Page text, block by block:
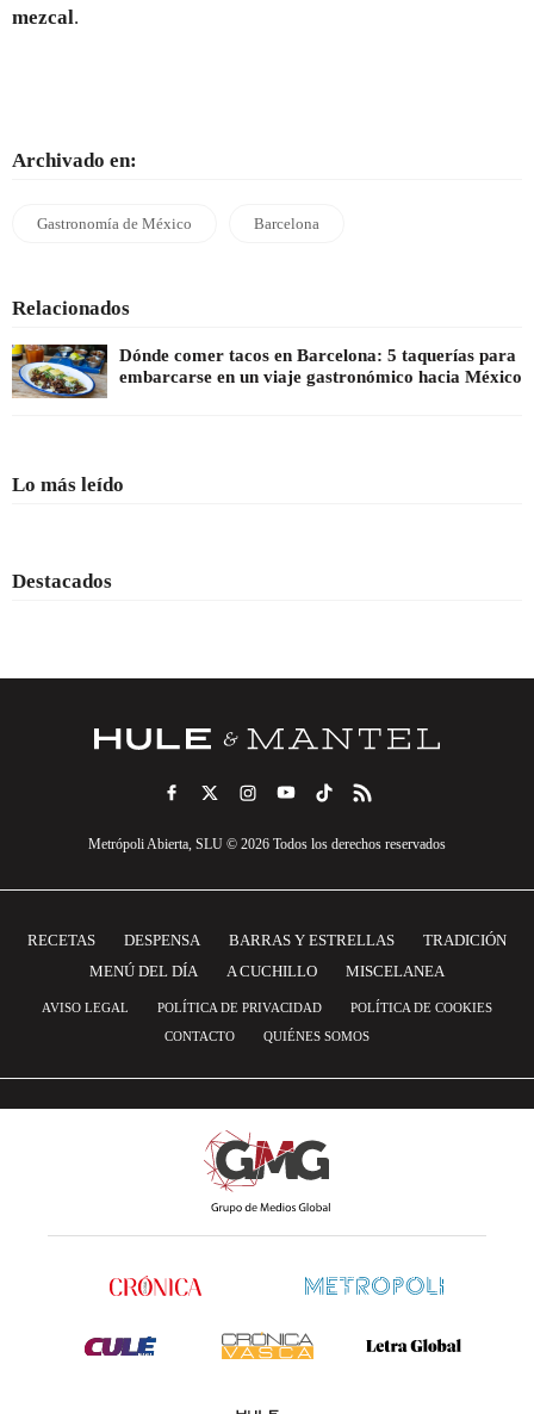
mezcal.
Archivado en:
Gastronomía de México Barcelona
Relacionados
Dónde comer tacos en Barcelona: 5 taquerías para
embarcarse en un viaje gastronómico hacia México
Lo más leído
Destacados
Metrópoli Abierta, SLU © 2026 Todos los derechos reservados
RECETAS DESPENSA BARRAS Y ESTRELLAS
TRADICIÓN
MENÚ DEL DÍA
A CUCHILLO MISCELANEA
AVISO LEGAL POLÍTICA DE PRIVACIDAD
POLÍTICA DE COOKIES
CONTACTO
QUIÉNES SOMOS